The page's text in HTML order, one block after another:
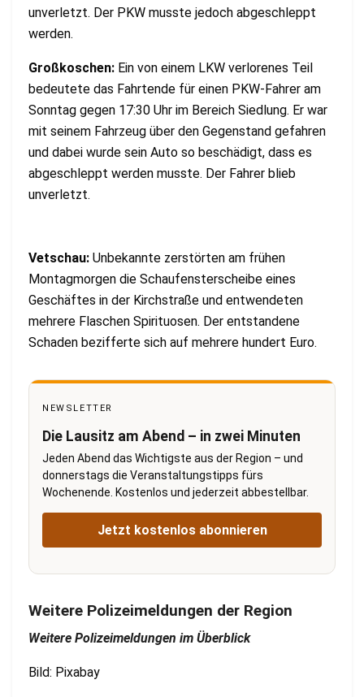
unverletzt. Der PKW musste jedoch abgeschleppt
werden.
Großkoschen: Ein von einem LKW verlorenes Teil
bedeutete das Fahrtende für einen PKW-Fahrer am
Sonntag gegen 17:30 Uhr im Bereich Siedlung. Er war
mit seinem Fahrzeug über den Gegenstand gefahren
und dabei wurde sein Auto so beschädigt, dass es
abgeschleppt werden musste. Der Fahrer blieb
unverletzt.
Vetschau: Unbekannte zerstörten am frühen
Montagmorgen die Schaufensterscheibe eines
Geschäftes in der Kirchstraße und entwendeten
mehrere Flaschen Spirituosen. Der entstandene
Schaden bezifferte sich auf mehrere hundert Euro.
NEWSLETTER
Die Lausitz am Abend – in zwei Minuten
Jeden Abend das Wichtigste aus der Region – und
donnerstags die Veranstaltungstipps fürs
Wochenende. Kostenlos und jederzeit abbestellbar.
Jetzt kostenlos abonnieren
Weitere Polizeimeldungen der Region
Weitere Polizeimeldungen im Überblick
Bild: Pixabay